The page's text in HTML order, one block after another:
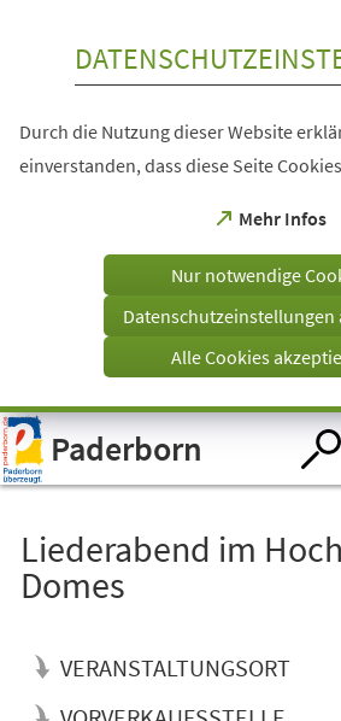
Visuelle
Assistenzsoftware
öffnen.
Durch die Nutzung dieser Website
einverstanden, dass diese Seite
Mehr Infos
(Öffnet
einem
Tab)
Nur notwendige
Datenschutzeinstellungen
Alle Cookies
Paderborn
Liederabend im
Domes
VERANSTALTUNGSORT